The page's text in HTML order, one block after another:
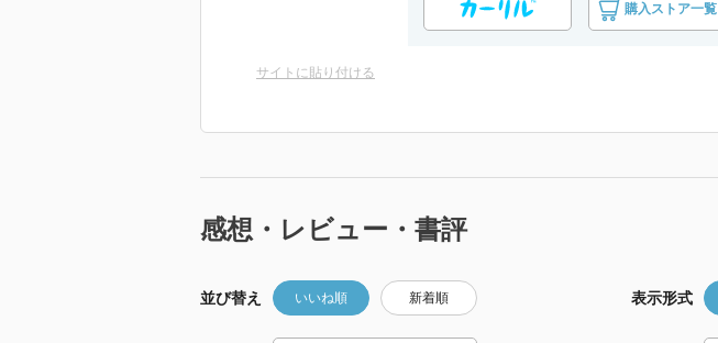
購入ストア一覧
サイトに貼り付ける
感想・レビュー・書評
並び替え いいね順 新着順 表示形式